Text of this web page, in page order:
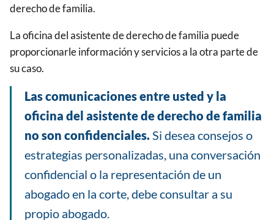
derecho de familia.
La oficina del asistente de derecho de familia puede
proporcionarle información y servicios a la otra parte de
su caso.
Las comunicaciones entre usted y la
oficina del asistente de derecho de familia
no son confidenciales. Si desea consejos o
estrategias personalizadas, una conversación
confidencial o la representación de un
abogado en la corte, debe consultar a su
propio abogado.